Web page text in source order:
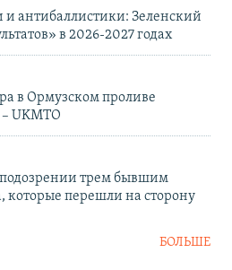
и антибаллистики: Зеленский
в 2026-2027 годах
в Ормузском проливе
UKMTO
трем бывшим
которые перешли на сторону
БОЛЬШЕ